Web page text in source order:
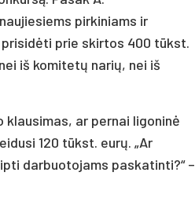
pirkiniams ir
prisidėti prie skirtos 400 tūkst.
iš komitetų narių, nei iš
klausimas, ar pernai ligoninė
120 tūkst. eurų. „Ar
darbuotojams paskatinti?“ –